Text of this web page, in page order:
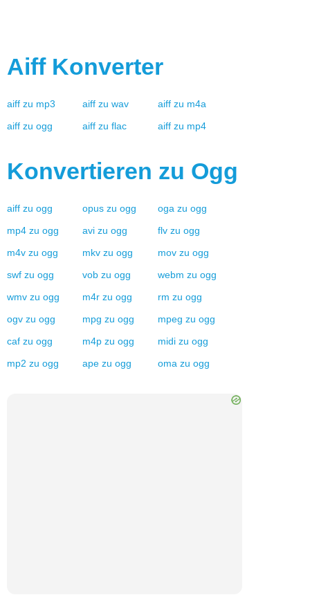
Aiff Konverter
aiff zu mp3 aiff zu wav aiff zu m4a
aiff zu ogg aiff zu flac aiff zu mp4
Konvertieren zu Ogg
aiff zu ogg opus zu ogg oga zu ogg
mp4 zu ogg avi zu ogg flv zu ogg
m4v zu ogg mkv zu ogg mov zu ogg
swf zu ogg vob zu ogg webm zu ogg
wmv zu ogg m4r zu ogg rm zu ogg
ogv zu ogg mpg zu ogg mpeg zu ogg
caf zu ogg m4p zu ogg midi zu ogg
mp2 zu ogg ape zu ogg oma zu ogg